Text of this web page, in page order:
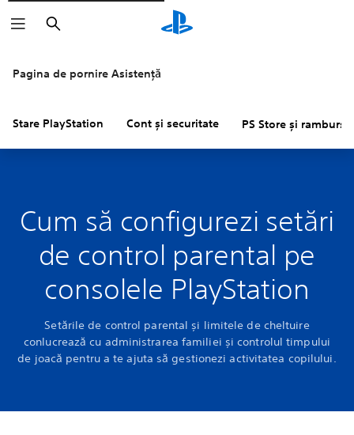
Pagina de pornire Asistență
Stare PlayStation Cont și securitate PS Store și
Cum să configurezi setări
de control parental pe
consolele PlayStation
Setările de control parental și limitele de cheltuire
conlucrează cu administrarea familiei și controlul timpului
de joacă pentru a te ajuta să gestionezi activitatea copilului.